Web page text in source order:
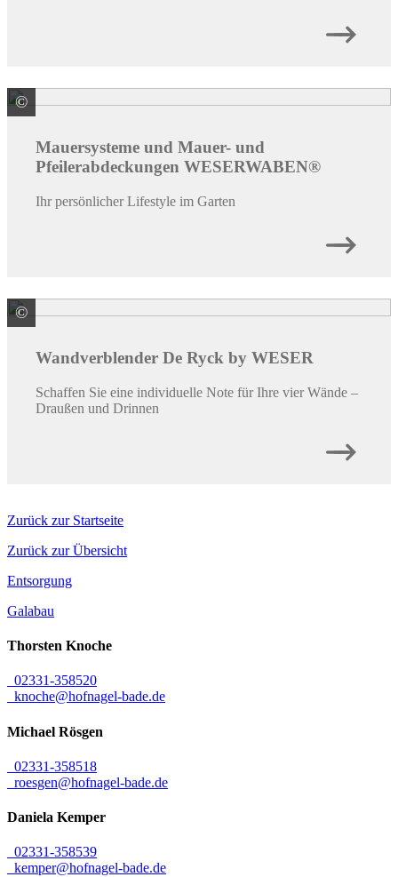
© WESER Bauelemente-Werk GmbH WESERWABEN
Mauersysteme und Mauer- und
Pfeilerabdeckungen WESERWABEN®
Ihr persönlicher Lifestyle im Garten
© WESER Bauelemente-Werk GmbH WESERWABEN
Wandverblender De Ryck by WESER
Schaffen Sie eine individuelle Note für Ihre vier Wände –
Draußen und Drinnen
Zurück zur Startseite
Zurück zur Übersicht
Entsorgung
Galabau
Thorsten Knoche
02331-358520
knoche@hofnagel-bade.de
Michael Rösgen
02331-358518
roesgen@hofnagel-bade.de
Daniela Kemper
02331-358539
kemper@hofnagel-bade.de